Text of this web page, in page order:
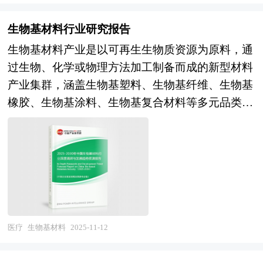
最早的投融资策划专业公司之一，中研普华具有：
一流专家团队、丰富编制经验、数百个可查询案
例、国际规范、质量超值。 《2025-2030年试剂项
目商业计划书》由中研普华咨询公司领衔撰写，依
托中研普华庞大的细分市场数据库，在大量周密的
务部、国家海关总署、试剂相关行业协会、中国行
业研究网的基础信息，对我国试剂行业的供给与需
求状况、市场格局与分布等多方面进行了分析，并
紧密结合项目情况对试剂项目未来发展前景进行了
研判。本报告深入挖掘项目的优势，将项目潜力、
商业模式、运营规划、财务预计等方面的内容完美
阶段。国产化替代从设备整机向核心元器件全面深
化，探测器、高压发生器、超导磁体等关键部件自
主化能力不断提升，产业链垂直整合成为头部企业
构筑护城河的核心策略。区域布局从一线城市主导
转向"基层市场崛起"，县域医共体建设、千县工程
势与服务响应能力在基层市场实现快速渗透。服务
模式从设备销售向"设备+软件+服务+数据"一体化
解决方案转型，设备即服务、按例收费等新商业模
式重构价值分配链条。 本研究咨询报告由中研普
华咨询公司领衔撰写，在大量周密的市场调研基础
上，主要依据了国家统计局、国家商务部、国家发
择、剂型设计、剂量计算等方面都有着独特的要
响小、安全性高的药物，尽量避免使用可能影响儿
童骨骼、神经系统、内分泌系统等发育的药物。剂
型设计要充分考虑儿童的用药依从性，多采用口服
液、颗粒剂、糖浆剂等方便儿童服用的剂型，对于
年龄较小的婴幼儿，还可能开发出滴剂等更精准的
给药形式。剂量计算则不能简单按照成人剂量进行
比例缩减，而是要根据儿童的年龄、体重、体表面
积等因素进行精确计算，以确保用药剂量的准确性
和安全性。此外，儿科用药在临床试验阶段也需要
针对儿童群体进行专门的研究和评估，以获取关于
药物疗效和安全性的准确数据，为临床合理用药提
生物基材料行业研究报告
生物基材料产业是以可再生生物质资源为原料，通
过生物、化学或物理方法加工制备而成的新型材料
产业集群，涵盖生物基塑料、生物基纤维、生物基
橡胶、生物基涂料、生物基复合材料等多元品类，
性基础产业。当前，我国生物基材料产业已形
成"政策驱动、技术突破、应用拓展"三位一体的快
速发展态势，规模总量位居全球前列，但在高端产
品供给、核心菌种与酶制剂自主化、成本竞争力等
方面仍面临结构性短板。供给端已形成以谷物、秸
秆、竹木粉等生物质为原料的生物转化技术路径，
医疗 生物基材料 2025-11-12